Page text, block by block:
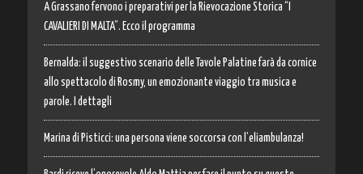
A Grassano fervono i preparativi per la Rievocazione Storica “I
CAVALIERI DI MALTA”. Ecco il programma
Bernalda: il suggestivo scenario delle Tavole Palatine farà da cornice
allo spettacolo di Rosmy, un emozionante viaggio tra musica e
parole. I dettagli
Marina di Pisticci: una persona viene soccorsa con l’eliambulanza!